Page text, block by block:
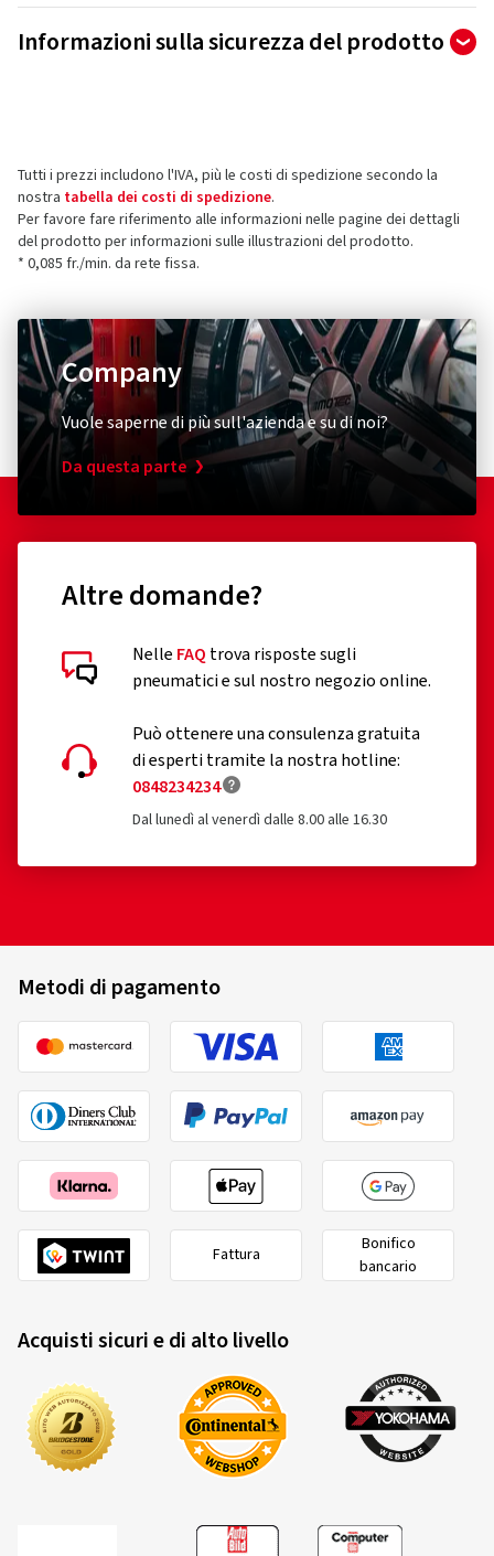
4,83
di 47 recensioni totali
5 stelle (40)
4 stelle (6)
3 stelle
2 stelle
Recensioni dei clienti in dettaglio
LK 4x100
Colore:argento cristallo
Cerchioni montati su:Pneumatici estivi
Tipo di veicolo:
Toyota Yaris (XP13M(a)) Facelift
14/05/2026
Acquisto certificato
Sarah K., Svizzera
mit dem beigefügten Kunststoff-Adapterring für die
Radnabe (Durchmesseranpassung) haben sie sich
einfach montieren lassen - somit alles bestens! Grüsse
aus der Schweiz, Sarah K
(Tradurre)
Informazioni sulla sicurezza del prodotto
85467 Neuching
Germania
Contatto per la sicurezza dei prodotti (non
E-mail:info@borbet.de
Tutti i prezzi includono l'IVA, più le costi di spedizione secondo la
nostra tabella dei costi di spedizione.
Per favore fare riferimento alle informazioni nelle pagine dei dettagli
del prodotto per informazioni sulle illustrazioni del prodotto.
* 0,085 fr./min. da rete fissa.
Company
Vuole saperne di più sull'azienda e su di noi?
Da questa parte
Altre domande?
Nelle FAQ trova risposte sugli
pneumatici e sul nostro negozio online.
Può ottenere una consulenza gratuita
di esperti tramite la nostra hotline:
0848234234
Dal lunedì al venerdì dalle 8.00 alle 16.30
Metodi di pagamento
Fattura
Bonifico
bancario
Acquisti sicuri e di alto livello